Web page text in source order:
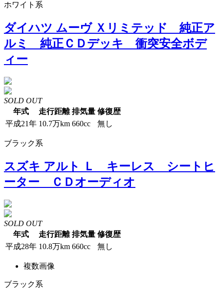
ホワイト系
ダイハツ ムーヴ Ｘリミテッド 純正ア
ルミ 純正ＣＤデッキ 衝突安全ボデ
ィー
SOLD OUT
年式
走行距離 排気量 修復歴
平成21年 10.7万km 660cc 無し
ブラック系
スズキ アルト Ｌ キーレス シートヒ
ーター ＣＤオーディオ
SOLD OUT
年式
走行距離 排気量 修復歴
平成28年 10.8万km 660cc 無し
複数画像
ブラック系